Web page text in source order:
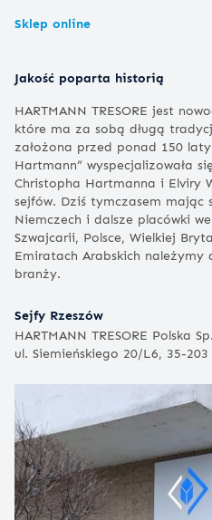
Sklep online
Jakość poparta historią
HARTMANN TRESORE jest
które ma za sobą długą
założona przed ponad 150
Hartmann” wyspecjalizowała
Christopha Hartmanna i Elviry
sejfów. Dziś tymczasem mając
Niemczech i dalsze placówki
Szwajcarii, Polsce, Wielkiej
Emiratach Arabskich
branży.
Sejfy Rzeszów
HARTMANN TRESORE Polska
ul. Siemieńskiego 20/L6, 35-